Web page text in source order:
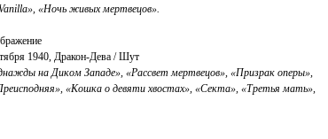
«Ночь живых мертвецов».
1940, Дракон-Дева / Шут
на Диком Западе», «Рассвет мертвецов», «Призрак оперы»,
«Кошка о девяти хвостах», «Секта», «Третья мать»,